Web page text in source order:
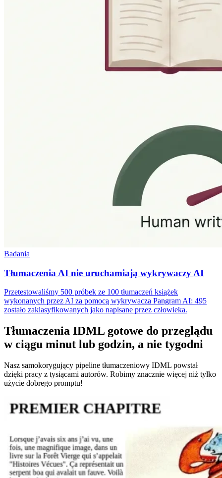
Badania
Tłumaczenia AI nie uruchamiają wykrywaczy AI
Przetestowaliśmy 500 próbek ze 100 tłumaczeń książek
wykonanych przez AI za pomocą wykrywacza Pangram AI: 495
zostało zaklasyfikowanych jako napisane przez człowieka.
Tłumaczenia IDML gotowe do przeglądu
w ciągu minut lub godzin, a nie tygodni
Nasz samokorygujący pipeline tłumaczeniowy IDML powstał
dzięki pracy z tysiącami autorów. Robimy znacznie więcej niż tylko
użycie dobrego promptu!